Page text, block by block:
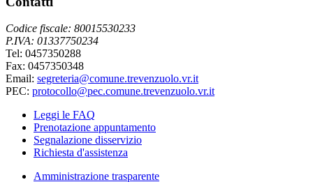
Codice fiscale: 80015530233
P.IVA: 01337750234
Tel: 0457350288
Fax: 0457350348
Email: segreteria@comune.trevenzuolo.vr.it
PEC: protocollo@pec.comune.trevenzuolo.vr.it
Leggi le FAQ
Prenotazione appuntamento
Segnalazione disservizio
Richiesta d'assistenza
Amministrazione trasparente